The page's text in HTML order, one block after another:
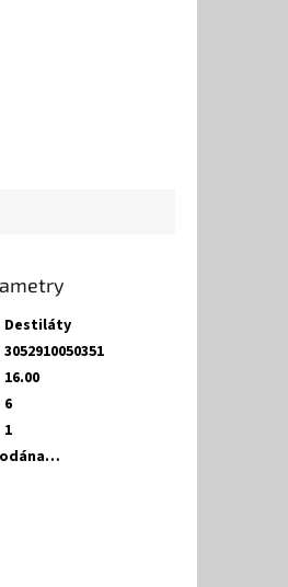
Destiláty
3052910050351
16.00
6
1